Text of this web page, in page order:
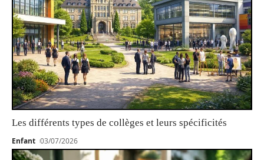
Les différents types de collèges et leurs spécificités
Enfant 03/07/2026